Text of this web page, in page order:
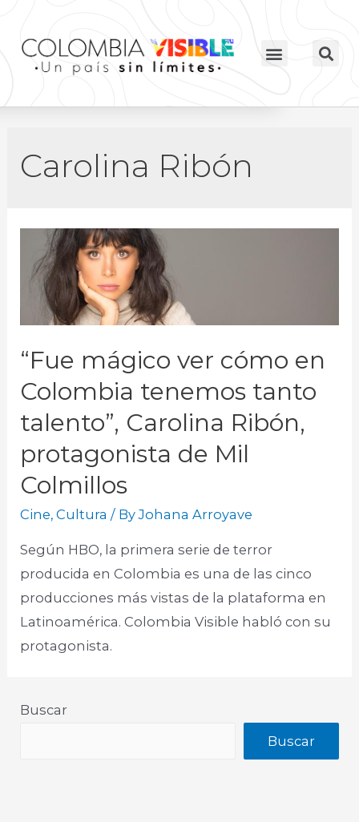
Carolina Ribón
“Fue mágico ver cómo en
Colombia tenemos tanto
talento”, Carolina Ribón,
protagonista de Mil
Colmillos
Cine,Cultura / ByJohana Arroyave
Según HBO, la primera serie de terror
producida en Colombia es una de las cinco
producciones más vistas de la plataforma en
Latinoamérica. Colombia Visible habló con su
protagonista.
Buscar
Buscar